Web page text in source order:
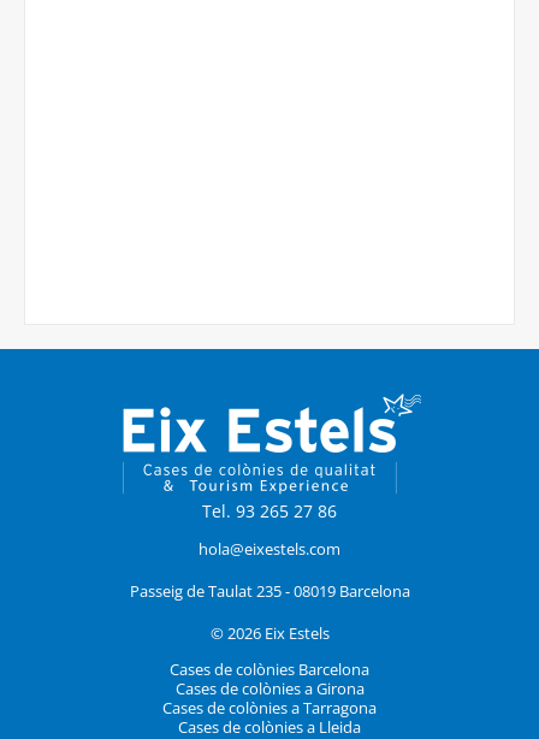
Tel. 93 265 27 86
hola@eixestels.com
Passeig de Taulat 235 - 08019 Barcelona
© 2026 Eix Estels
Cases de colònies Barcelona
Cases de colònies a Girona
Cases de colònies a Tarragona
Cases de colònies a Lleida